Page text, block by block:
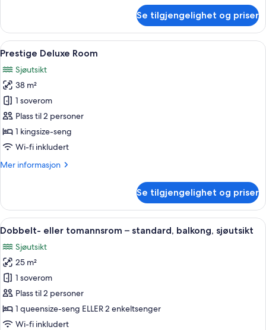
Deluxe
Room
Se tilgjengelighet og priser
Åpne
alle
bildene
av
Prestige
Deluxe
Room
Prestige Deluxe Room | Terrasse/patio
4
Prestige Deluxe Room
Sjøutsikt
38 m²
1 soverom
Plass til 2 personer
1 kingsize-seng
Wi-fi inkludert
Mer informasjon
Mer
Deluxe
Room
Se tilgjengelighet og priser
Åpne
alle
bildene
av
Dobbelt-
eller
tomannsrom
–
Dobbelt- eller tomannsrom –
4
Dobbelt- eller tomannsrom – standard, balkong, sjøutsikt
Sjøutsikt
25 m²
1 soverom
Plass til 2 personer
1 queensize-seng ELLER 2 enkeltsenger
Wi-fi inkludert